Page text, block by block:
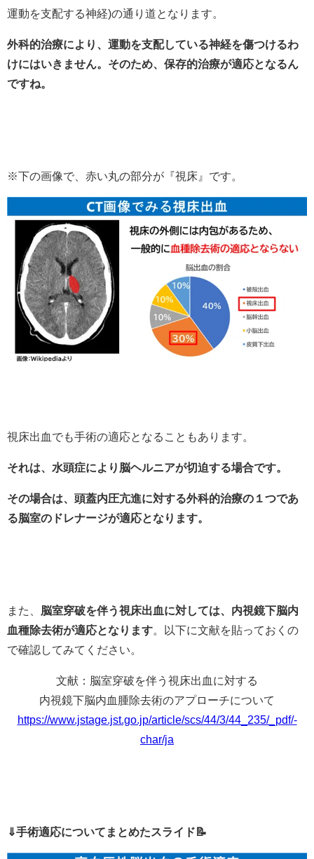
運動を支配する神経)の通り道となります。
外科的治療により、運動を支配している神経を傷つけるわ
けにはいきません。そのため、保存的治療が適応となるん
ですね。
※下の画像で、赤い丸の部分が『視床』です。
視床出血でも手術の適応となることもあります。
それは、水頭症により脳ヘルニアが切迫する場合です。
その場合は、頭蓋内圧亢進に対する外科的治療の１つであ
る脳室のドレナージが適応となります。
また、 脳室穿破を伴う視床出血に対しては、内視鏡下脳内
血種除去術が適応となります。以下に文献を貼っておくの
で確認してみてください。
文献：脳室穿破を伴う視床出血に対する
内視鏡下脳内血腫除去術のアプローチについて
https://www.jstage.jst.go.jp/article/scs/44/3/44_235/_pdf/-
char/ja
⇓手術適応についてまとめたスライド📝